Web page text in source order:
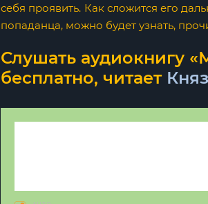
себя проявить. Как сложится его
попаданца, можно будет узнать,
Слушать аудиокнигу
бесплатно, читает